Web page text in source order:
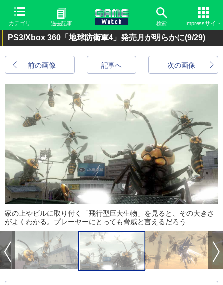
カテゴリ 過去記事 検索 Impressサイト
PS3/Xbox 360「地球防衛軍4」発売月が明らかに(9/29)
前の画像 次の画像
記事へ
家の上やビルに取り付く「飛行型巨大生物」を見ると、その大きさ
がよくわかる。プレーヤーにとっても脅威と言えるだろう